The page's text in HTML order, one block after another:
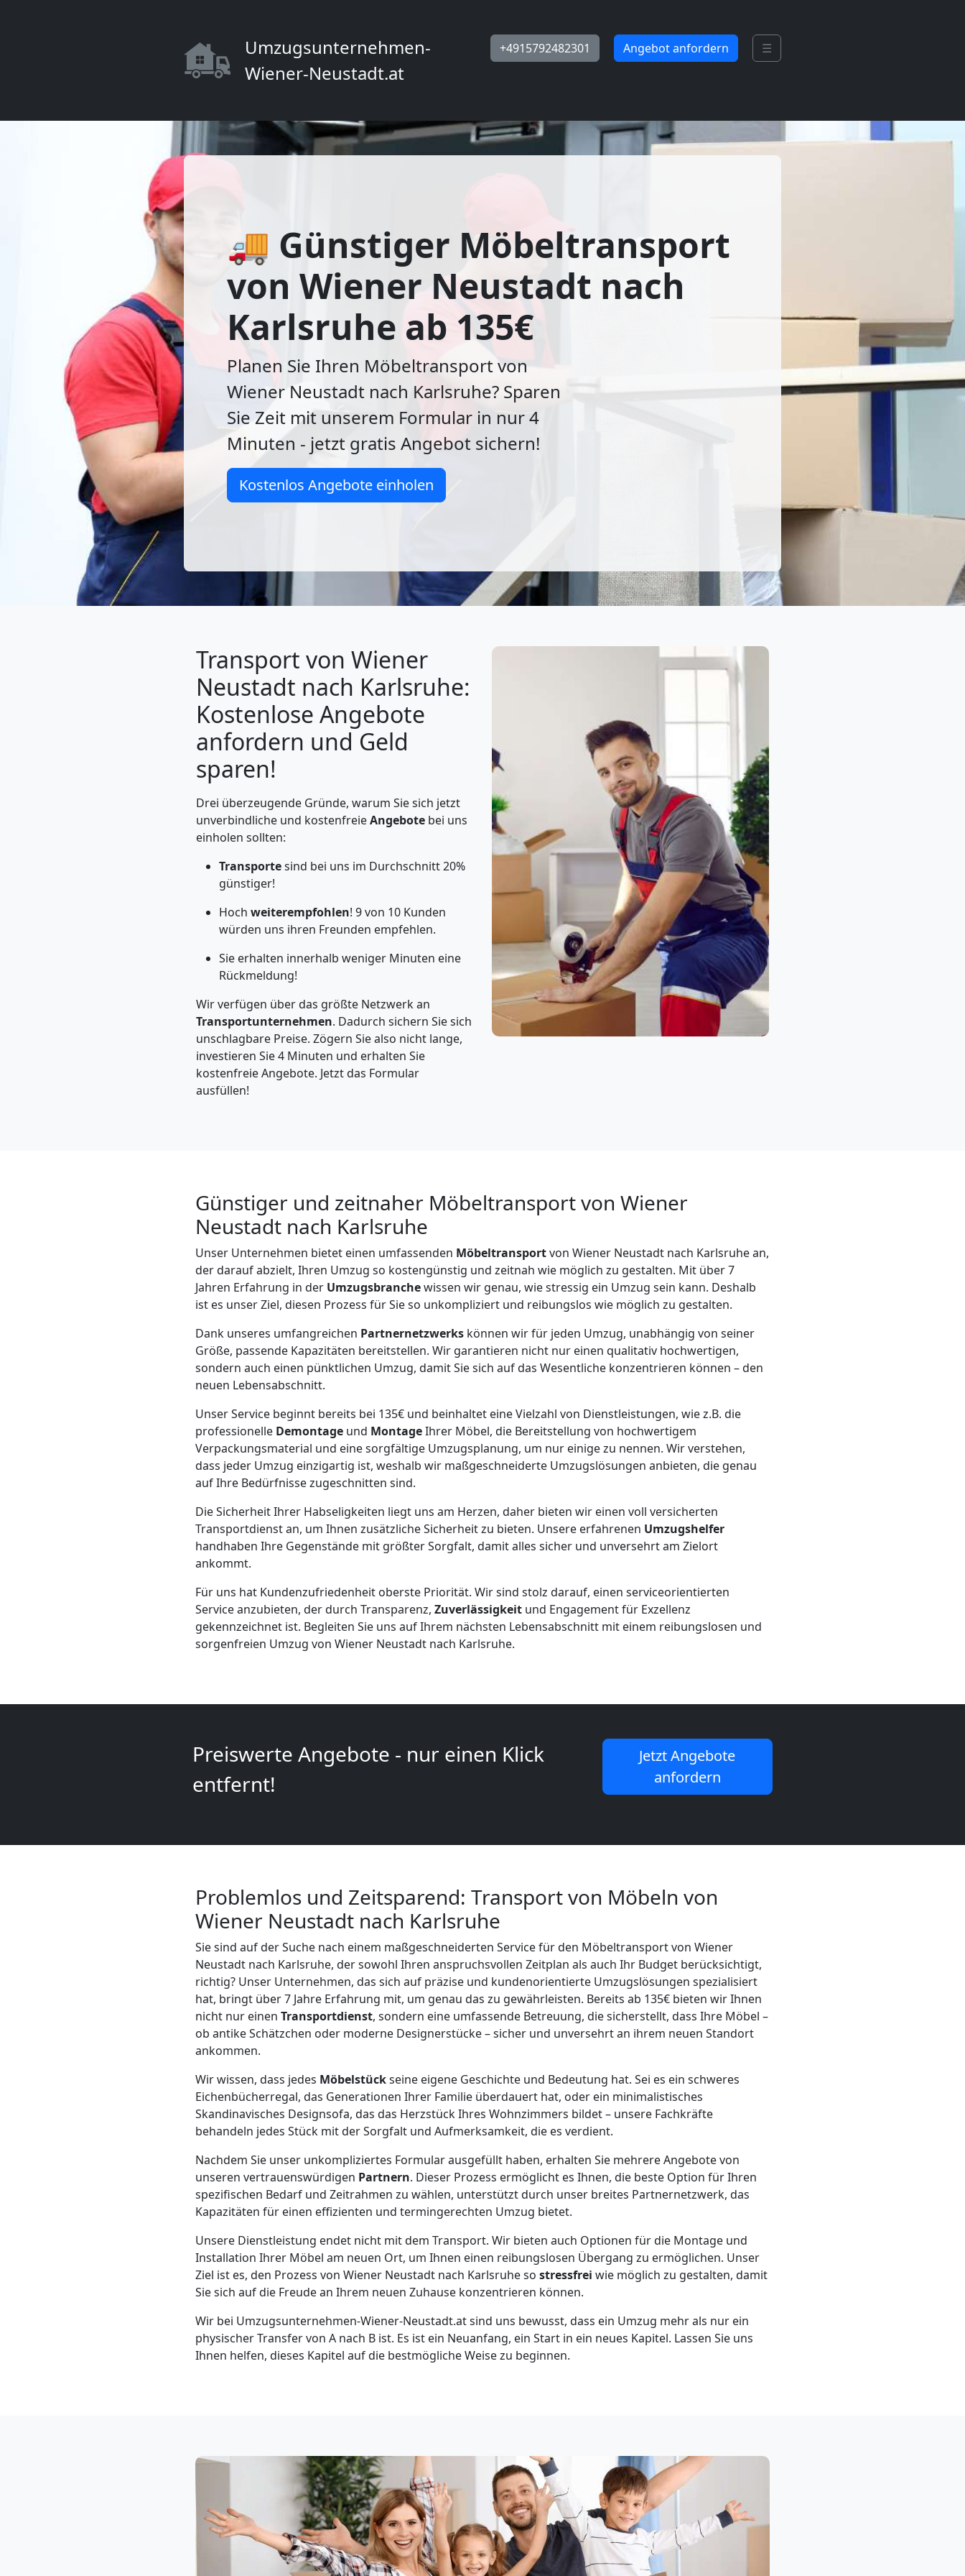
Umzugsunternehmen-
Wiener-Neustadt.at
+4915792482301 Angebot anfordern ☰
🚚 Günstiger Möbeltransport
von Wiener Neustadt nach
Karlsruhe ab 135€
Planen Sie Ihren Möbeltransport von
Wiener Neustadt nach Karlsruhe? Sparen
Sie Zeit mit unserem Formular in nur 4
Minuten - jetzt gratis Angebot sichern!
Kostenlos Angebote einholen
Transport von Wiener
Neustadt nach Karlsruhe:
Kostenlose Angebote
anfordern und Geld
sparen!
Drei überzeugende Gründe, warum Sie sich jetzt
unverbindliche und kostenfreieAngebotebei uns
einholen sollten:
Transportesind bei uns im Durchschnitt 20%
günstiger!
Hoch weiterempfohlen! 9 von 10 Kunden
würden uns ihren Freunden empfehlen.
Sie erhalten innerhalb weniger Minuten eine
Rückmeldung!
Wir verfügen über das größte Netzwerk an
Transportunternehmen. Dadurch sichern Sie sich
unschlagbare Preise. Zögern Sie also nicht lange,
investieren Sie 4 Minuten und erhalten Sie
kostenfreie Angebote. Jetzt das Formular
ausfüllen!
Günstiger und zeitnaher Möbeltransport von Wiener
Neustadt nach Karlsruhe
Unser Unternehmen bietet einen umfassenden Möbeltransportvon Wiener Neustadt nach Karlsruhe an,
der darauf abzielt, Ihren Umzug so kostengünstig und zeitnah wie möglich zu gestalten. Mit über 7
Jahren Erfahrung in der Umzugsbranchewissen wir genau, wie stressig ein Umzug sein kann. Deshalb
ist es unser Ziel, diesen Prozess für Sie so unkompliziert und reibungslos wie möglich zu gestalten.
Dank unseres umfangreichen Partnernetzwerks können wir für jeden Umzug, unabhängig von seiner
Größe, passende Kapazitäten bereitstellen. Wir garantieren nicht nur einen qualitativ hochwertigen,
sondern auch einen pünktlichen Umzug, damit Sie sich auf das Wesentliche konzentrieren können – den
neuen Lebensabschnitt.
Unser Service beginnt bereits bei 135€ und beinhaltet eine Vielzahl von Dienstleistungen, wie z.B. die
professionelle Demontage und MontageIhrer Möbel, die Bereitstellung von hochwertigem
Verpackungsmaterial und eine sorgfältige Umzugsplanung, um nur einige zu nennen. Wir verstehen,
dass jeder Umzug einzigartig ist, weshalb wir maßgeschneiderte Umzugslösungen anbieten, die genau
auf Ihre Bedürfnisse zugeschnitten sind.
Die Sicherheit Ihrer Habseligkeiten liegt uns am Herzen, daher bieten wir einen voll versicherten
Transportdienst an, um Ihnen zusätzliche Sicherheit zu bieten. Unsere erfahrenen Umzugshelfer
handhaben Ihre Gegenstände mit größter Sorgfalt, damit alles sicher und unversehrt am Zielort
ankommt.
Für uns hat Kundenzufriedenheit oberste Priorität. Wir sind stolz darauf, einen serviceorientierten
Service anzubieten, der durch Transparenz, Zuverlässigkeit und Engagement für Exzellenz
gekennzeichnet ist. Begleiten Sie uns auf Ihrem nächsten Lebensabschnitt mit einem reibungslosen und
sorgenfreien Umzug von Wiener Neustadt nach Karlsruhe.
Preiswerte Angebote - nur einen Klick
entfernt!
Jetzt Angebote
anfordern
Problemlos und Zeitsparend: Transport von Möbeln von
Wiener Neustadt nach Karlsruhe
Sie sind auf der Suche nach einem maßgeschneiderten Service für den Möbeltransport von Wiener
Neustadt nach Karlsruhe, der sowohl Ihren anspruchsvollen Zeitplan als auch Ihr Budget berücksichtigt,
richtig? Unser Unternehmen, das sich auf präzise und kundenorientierte Umzugslösungen spezialisiert
hat, bringt über 7 Jahre Erfahrung mit, um genau das zu gewährleisten. Bereits ab 135€ bieten wir Ihnen
nicht nur einen Transportdienst, sondern eine umfassende Betreuung, die sicherstellt, dass Ihre Möbel –
ob antike Schätzchen oder moderne Designerstücke – sicher und unversehrt an ihrem neuen Standort
ankommen.
Wir wissen, dass jedes Möbelstückseine eigene Geschichte und Bedeutung hat. Sei es ein schweres
Eichenbücherregal, das Generationen Ihrer Familie überdauert hat, oder ein minimalistisches
Skandinavisches Designsofa, das das Herzstück Ihres Wohnzimmers bildet – unsere Fachkräfte
behandeln jedes Stück mit der Sorgfalt und Aufmerksamkeit, die es verdient.
Nachdem Sie unser unkompliziertes Formular ausgefüllt haben, erhalten Sie mehrere Angebote von
unseren vertrauenswürdigen Partnern. Dieser Prozess ermöglicht es Ihnen, die beste Option für Ihren
spezifischen Bedarf und Zeitrahmen zu wählen, unterstützt durch unser breites Partnernetzwerk, das
Kapazitäten für einen effizienten und termingerechten Umzug bietet.
Unsere Dienstleistung endet nicht mit dem Transport. Wir bieten auch Optionen für die Montage und
Installation Ihrer Möbel am neuen Ort, um Ihnen einen reibungslosen Übergang zu ermöglichen. Unser
Ziel ist es, den Prozess von Wiener Neustadt nach Karlsruhe so stressfrei wie möglich zu gestalten, damit
Sie sich auf die Freude an Ihrem neuen Zuhause konzentrieren können.
Wir bei Umzugsunternehmen-Wiener-Neustadt.at sind uns bewusst, dass ein Umzug mehr als nur ein
physischer Transfer von A nach B ist. Es ist ein Neuanfang, ein Start in ein neues Kapitel. Lassen Sie uns
Ihnen helfen, dieses Kapitel auf die bestmögliche Weise zu beginnen.
Wiener